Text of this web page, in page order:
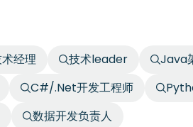
经理 技术leader
Java
C#/.Net开发工程师
数据开发负责人